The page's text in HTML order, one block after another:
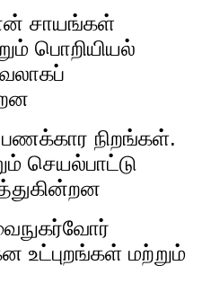
சாயங்கள்
பொறியியல்
பணக்கார நிறங்கள்.
செயல்பாட்டு
நுகர்வோர்
உட்புறங்கள் மற்றும்